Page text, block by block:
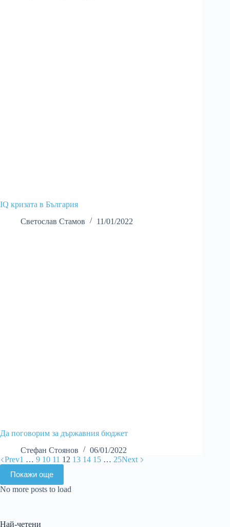
IQ кризата в България
Светослав Стамов
11/01/2022
Да поговорим за държавния бюджет
Стефан Стоянов
06/01/2022
Prev1 … 9 10 11 12 13 14 15 … 25Next
Покажи още
No more posts to load
Най-четени